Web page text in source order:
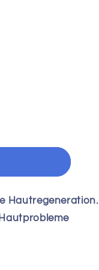
Hautregeneration.